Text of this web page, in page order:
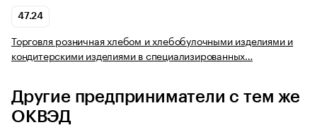
47.24
Торговля розничная хлебом и хлебобулочными изделиями и
кондитерскими изделиями в специализированных…
Другие предприниматели с тем же
ОКВЭД